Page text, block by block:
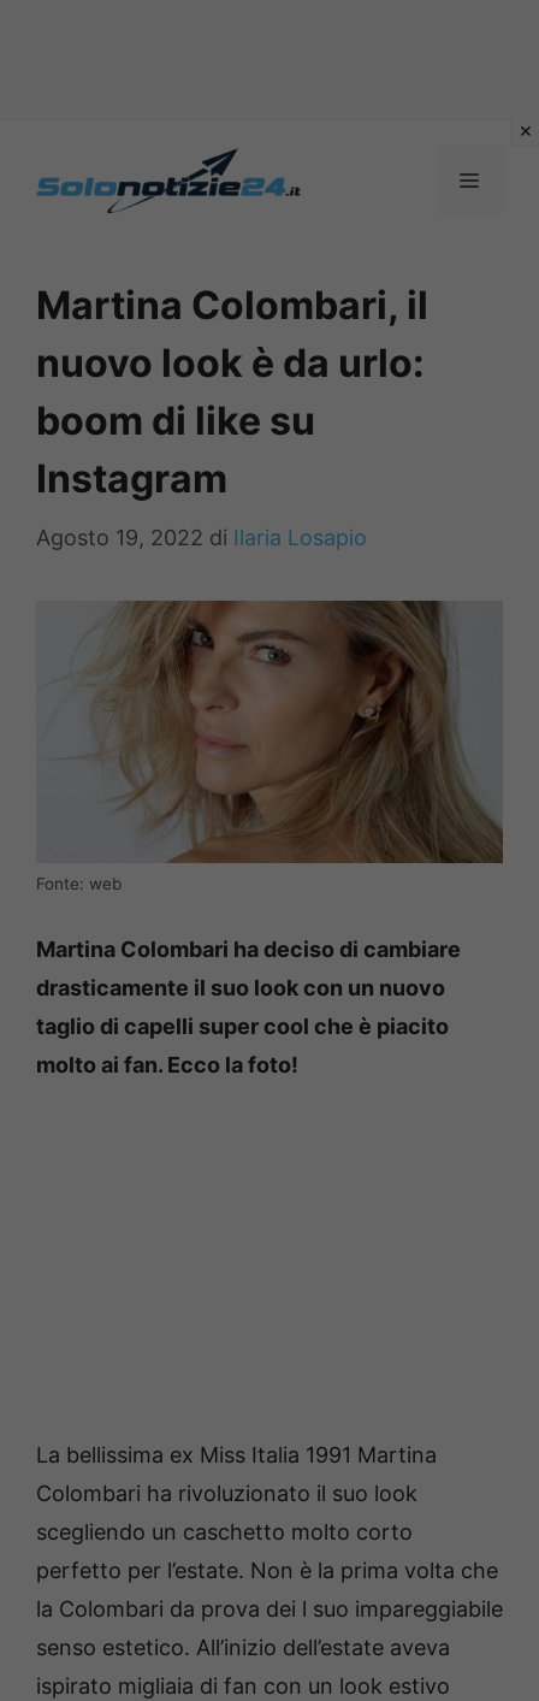
MENU
Martina Colombari, il
nuovo look è da urlo:
boom di like su
Instagram
Agosto 19, 2022 di Ilaria Losapio
Fonte: web
Martina Colombari ha deciso di cambiare
drasticamente il suo look con un nuovo
taglio di capelli super cool che è piacito
molto ai fan. Ecco la foto!
La bellissima ex Miss Italia 1991 Martina
Colombari ha rivoluzionato il suo look
scegliendo un caschetto molto corto
perfetto per l’estate. Non è la prima volta che
la Colombari da prova dei l suo impareggiabile
senso estetico. All’inizio dell’estate aveva
ispirato migliaia di fan con un look estivo